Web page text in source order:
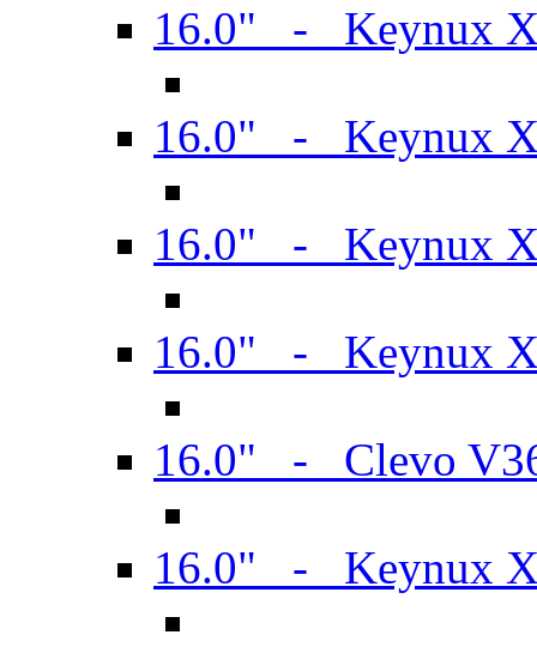
16.0" - Keynux
16.0" - Keynux
16.0" - Keynux
16.0" - Keynux
16.0" - Clevo
16.0" - Keynux